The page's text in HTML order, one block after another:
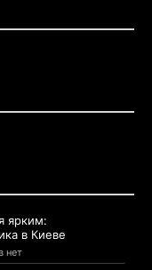
ярким:
в Киеве
нет